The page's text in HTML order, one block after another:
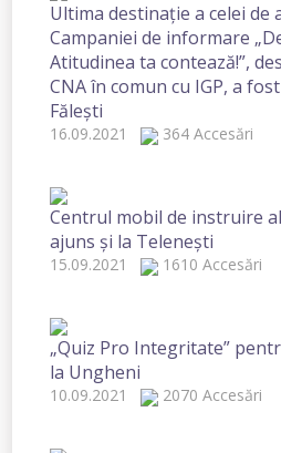
Ultima destinație a celei de
Campaniei de informare
Atitudinea ta contează!”,
CNA în comun cu IGP, a
Fălești
16.09.2021 364 Accesări
Centrul mobil de instruire
ajuns și la Telenești
15.09.2021 1610 Accesări
„Quiz Pro Integritate”
la Ungheni
10.09.2021 2070 Accesări